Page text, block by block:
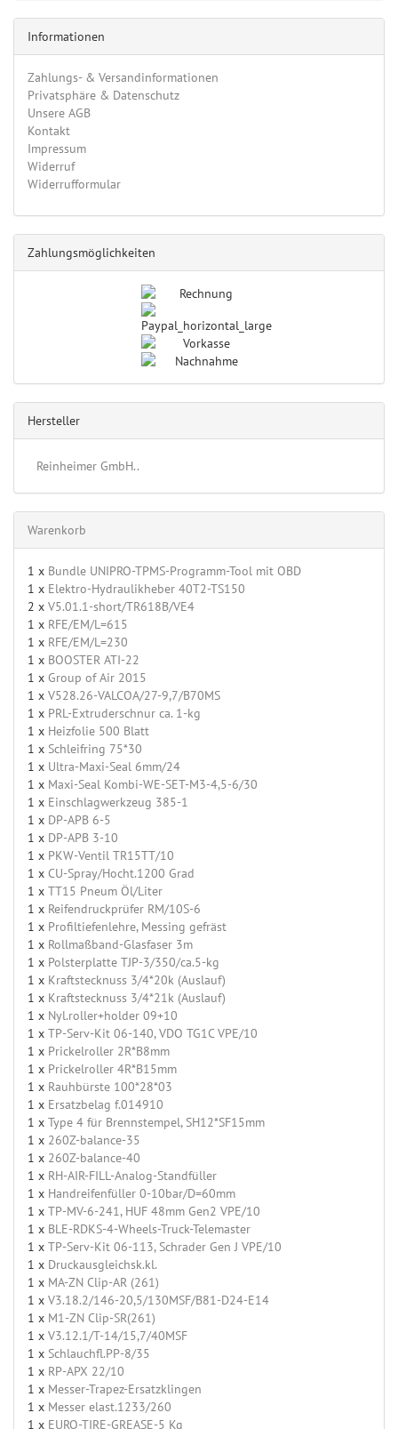
Informationen
Zahlungs- & Versandinformationen
Privatsphäre & Datenschutz
Unsere AGB
Kontakt
Impressum
Widerruf
Widerrufformular
Zahlungsmöglichkeiten
Hersteller
Reinheimer GmbH..
Warenkorb
1 x Bundle UNIPRO-TPMS-Programm-Tool mit OBD
1 x Elektro-Hydraulikheber 40T2-TS150
2 x V5.01.1-short/TR618B/VE4
1 x RFE/EM/L=615
1 x RFE/EM/L=230
1 x BOOSTER ATI-22
1 x Group of Air 2015
1 x V528.26-VALCOA/27-9,7/B70MS
1 x PRL-Extruderschnur ca. 1-kg
1 x Heizfolie 500 Blatt
1 x Schleifring 75*30
1 x Ultra-Maxi-Seal 6mm/24
1 x Maxi-Seal Kombi-WE-SET-M3-4,5-6/30
1 x Einschlagwerkzeug 385-1
1 x DP-APB 6-5
1 x DP-APB 3-10
1 x PKW-Ventil TR15TT/10
1 x CU-Spray/Hocht.1200 Grad
1 x TT15 Pneum Öl/Liter
1 x Reifendruckprüfer RM/10S-6
1 x Profiltiefenlehre, Messing gefräst
1 x Rollmaßband-Glasfaser 3m
1 x Polsterplatte TJP-3/350/ca.5-kg
1 x Kraftstecknuss 3/4*20k (Auslauf)
1 x Kraftstecknuss 3/4*21k (Auslauf)
1 x Nyl.roller+holder 09+10
1 x TP-Serv-Kit 06-140, VDO TG1C VPE/10
1 x Prickelroller 2R*B8mm
1 x Prickelroller 4R*B15mm
1 x Rauhbürste 100*28*03
1 x Ersatzbelag f.014910
1 x Type 4 für Brennstempel, SH12*SF15mm
1 x 260Z-balance-35
1 x 260Z-balance-40
1 x RH-AIR-FILL-Analog-Standfüller
1 x Handreifenfüller 0-10bar/D=60mm
1 x TP-MV-6-241, HUF 48mm Gen2 VPE/10
1 x BLE-RDKS-4-Wheels-Truck-Telemaster
1 x TP-Serv-Kit 06-113, Schrader Gen J VPE/10
1 x Druckausgleichsk.kl.
1 x MA-ZN Clip-AR (261)
1 x V3.18.2/146-20,5/130MSF/B81-D24-E14
1 x M1-ZN Clip-SR(261)
1 x V3.12.1/T-14/15,7/40MSF
1 x Schlauchfl.PP-8/35
1 x RP-APX 22/10
1 x Messer-Trapez-Ersatzklingen
1 x Messer elast.1233/260
1 x EURO-TIRE-GREASE-5 Kg